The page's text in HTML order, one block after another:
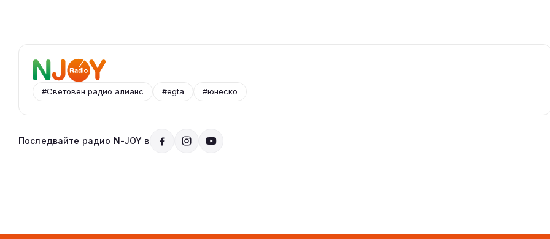
#Световен радио алианс #egta #юнеско
Последвайте радио N-JOY в